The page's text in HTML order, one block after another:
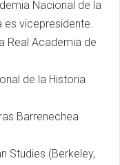
Nacional de la
es vicepresidente.
Real Academia de
de la Historia
Barrenechea
Studies (Berkeley,